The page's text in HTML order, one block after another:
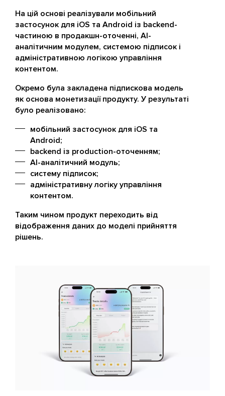
На цій основі реалізували мобільний
застосунок для iOS та Android із backend-
частиною в продакшн-оточенні, AI-
аналітичним модулем, системою підписок і
адміністративною логікою управління
контентом.
Окремо була закладена підпискова модель
як основа монетизації продукту. У результаті
було реалізовано:
мобільний застосунок для iOS та
Android;
backend із production-оточенням;
AI-аналітичний модуль;
систему підписок;
адміністративну логіку управління
контентом.
Таким чином продукт переходить від
відображення даних до моделі прийняття
рішень.